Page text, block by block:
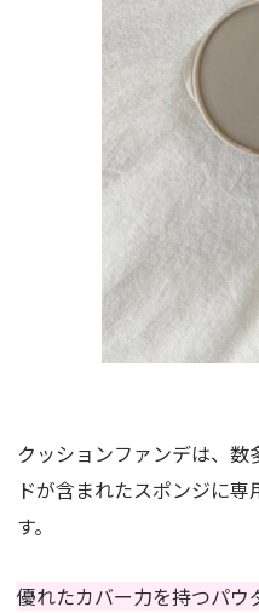
クッションファンデは、
ドが含まれたスポンジに
す。
優れたカバー力を持つパウ